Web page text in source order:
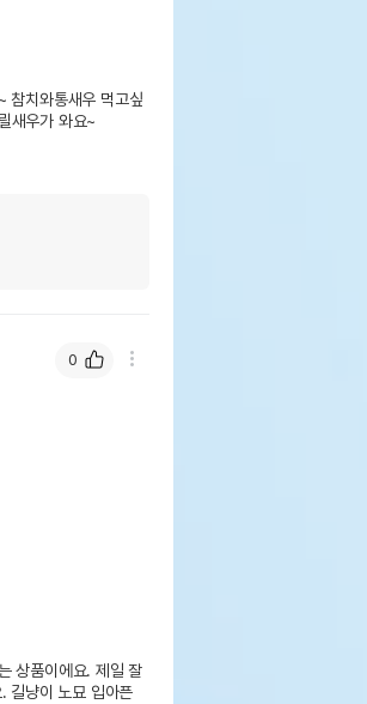
참치와통새우 먹고싶
새우가 와요~
상품이에요. 제일 잘
길냥이 노묘 입아픈
0